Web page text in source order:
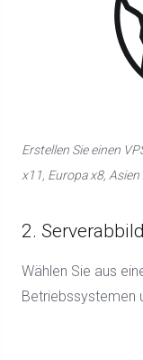
Erstellen Sie einen
x11, Europa x8,
2. Serverabbild
Wählen Sie aus
Betriebssystemen